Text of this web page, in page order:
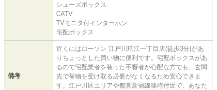
シューズボックス
CATV
TVモニタ付インターホン
宅配ボックス
備考
近くにはローソン 江戸川瑞江一丁目店(徒歩3分)があ
りちょっとした買い物に便利です。宅配ボックスがあ
るので宅配業者を装った不審者が心配な方でも、玄関
先で荷物を受け取る必要がなくなるため安心できま
す。江戸川区エリアや都営新宿線篠崎付近で、あなた